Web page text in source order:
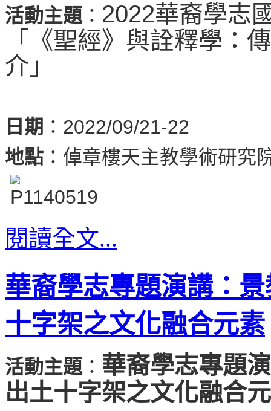
活動主題： 2022華裔學志
「《聖經》與詮釋學：
介」
日期 ：2022/09/21-22
地點 ：倬章樓天主教學術研究
閱讀全文...
華裔學志專題演講：
十字架之文化融合元素
活動主題： 華裔學志專題
出土十字架之文化融合